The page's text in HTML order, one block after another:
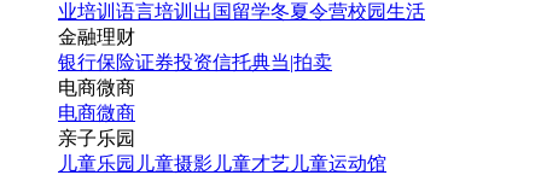
业培训 语言培训 出国留学冬夏令营校园生活
金融理财
银行保险证券投资信托典当|拍卖
电商微商
电商微商
亲子乐园
儿童乐园 儿童摄影 儿童才艺 儿童运动馆